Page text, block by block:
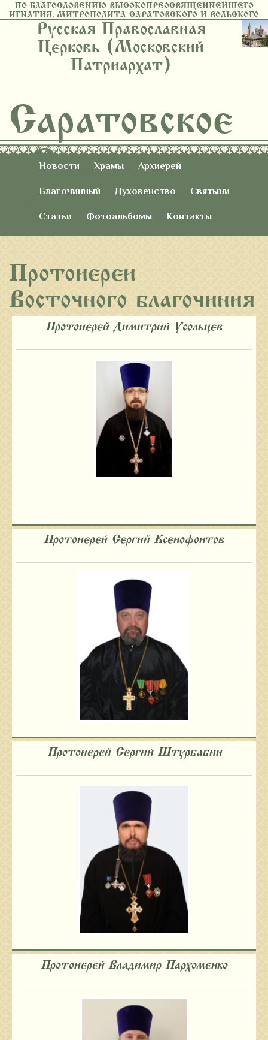
ПО БЛАГОСЛОВЕНИЮ ВЫСОКОПРЕОСВЯЩЕННЕЙШЕГО
ИГНАТИЯ, МИТРОПОЛИТА САРАТОВСКОГО И ВОЛЬСКОГО
Русская Православная
Церковь (Московский
Патриархат)
Саратовское
Восточное
Благочиние
Новости Храмы
Архиерей
Благочинный
Духовенство
Святыни
Статьи
Фотоальбомы Контакты
Протоиереи
Восточного благочиния
Протоиерей Димитрий Усольцев
Протоиерей Сергий Ксенофонтов
Протоиерей Сергий Штурбабин
Протоиерей Владимир Пархоменко